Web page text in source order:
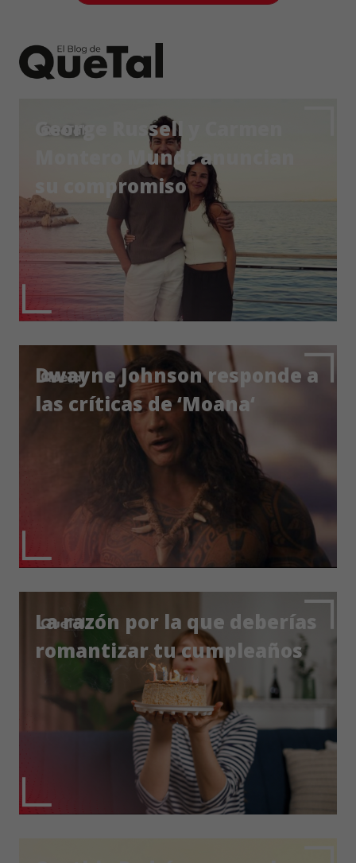
George Russell y Carmen
Montero Mundt anuncian
su compromiso
Dwayne Johnson responde a
las críticas de ‘Moana‘
La razón por la que deberías
romantizar tu cumpleaños